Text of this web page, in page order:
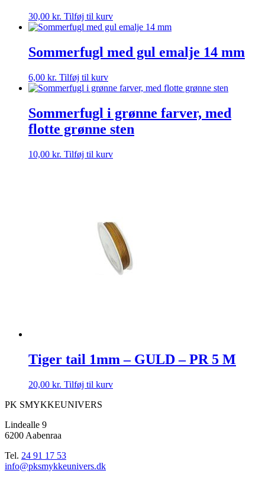
30,00 kr. Tilføj til kurv
Sommerfugl med gul emalje 14 mm
6,00 kr. Tilføj til kurv
Sommerfugl i grønne farver, med
flotte grønne sten
10,00 kr. Tilføj til kurv
Tiger tail 1mm – GULD – PR 5 M
20,00 kr. Tilføj til kurv
PK SMYKKEUNIVERS
Lindealle 9
6200 Aabenraa
Tel. 24 91 17 53
info@pksmykkeunivers.dk